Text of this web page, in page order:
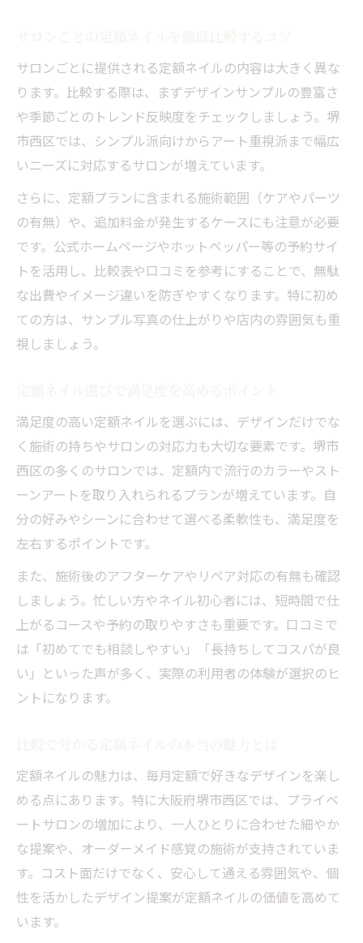
サロンごとに提供される定額ネイルの内容は大きく異な
ります。比較する際は、まずデザインサンプルの豊富さ
や季節ごとのトレンド反映度をチェックしましょう。堺
市西区では、シンプル派向けからアート重視派まで幅広
いニーズに対応するサロンが増えています。
さらに、定額プランに含まれる施術範囲（ケアやパーツ
の有無）や、追加料金が発生するケースにも注意が必要
です。公式ホームページやホットペッパー等の予約サイ
トを活用し、比較表や口コミを参考にすることで、無駄
な出費やイメージ違いを防ぎやすくなります。特に初め
ての方は、サンプル写真の仕上がりや店内の雰囲気も重
視しましょう。
満足度の高い定額ネイルを選ぶには、デザインだけでな
く施術の持ちやサロンの対応力も大切な要素です。堺市
西区の多くのサロンでは、定額内で流行のカラーやスト
ーンアートを取り入れられるプランが増えています。自
分の好みやシーンに合わせて選べる柔軟性も、満足度を
左右するポイントです。
また、施術後のアフターケアやリペア対応の有無も確認
しましょう。忙しい方やネイル初心者には、短時間で仕
上がるコースや予約の取りやすさも重要です。口コミで
は「初めてでも相談しやすい」「長持ちしてコスパが良
い」といった声が多く、実際の利用者の体験が選択のヒ
ントになります。
定額ネイルの魅力は、毎月定額で好きなデザインを楽し
める点にあります。特に大阪府堺市西区では、プライベ
ートサロンの増加により、一人ひとりに合わせた細やか
な提案や、オーダーメイド感覚の施術が支持されていま
す。コスト面だけでなく、安心して通える雰囲気や、個
性を活かしたデザイン提案が定額ネイルの価値を高めて
います。